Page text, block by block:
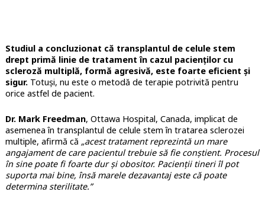
Studiul a concluzionat că transplantul de celule stem
drept primă linie de tratament în cazul pacienților cu
scleroză multiplă, formă agresivă, este foarte eficient și
sigur.Totuși, nu este o metodă de terapie potrivită pentru
orice astfel de pacient.
Dr. Mark Freedman, Ottawa Hospital, Canada, implicat de
asemenea în transplantul de celule stem în tratarea sclerozei
multiple, afirmă că „acest tratament reprezintă un mare
angajament de care pacientul trebuie să fie conștient. Procesul
în sine poate fi foarte dur și obositor. Pacienții tineri îl pot
suporta mai bine, însă marele dezavantaj este că poate
determina sterilitate.”